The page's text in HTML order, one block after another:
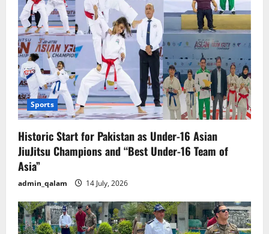
Sports
Historic Start for Pakistan as Under-16 Asian
JiuJitsu Champions and “Best Under-16 Team of
Asia”
admin_qalam 14 July, 2026